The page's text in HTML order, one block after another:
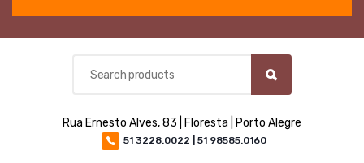
EQUINOS
BOVINOS E OVINOS
MATERIAIS E EQUIPAMENTOS
Rua Ernesto Alves, 83 | Floresta | Porto Alegre
51 3228.0022 | 51 98585.0160